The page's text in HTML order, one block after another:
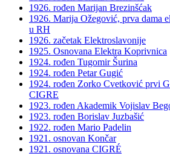
1926. rođen Marijan Brezinšćak
1926. Marija Ožegović, prva dama
u RH
1926. začetak Elektroslavonije
1925. Osnovana Elektra Koprivnica
1924. rođen Tugomir Šurina
1924. rođen Petar Gugić
1924. rođen Zorko Cvetković prvi
CIGRE
1923. rođen Akademik Vojislav
1923. rođen Borislav Juzbašić
1922. rođen Mario Padelin
1921. osnovan Končar
1921. osnovana CIGRÉ